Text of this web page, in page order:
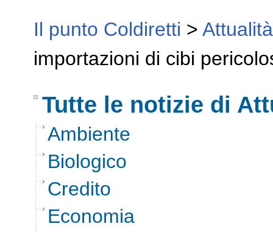
Il punto Coldiretti > Attualità
importazioni di cibi
Tutte le notizie di
Ambiente
Biologico
Credito
Economia